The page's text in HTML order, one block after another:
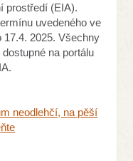
prostředí (EIA).
uvedeného ve
17.4. 2025. Všechny
na portálu
neodlehčí, na pěší